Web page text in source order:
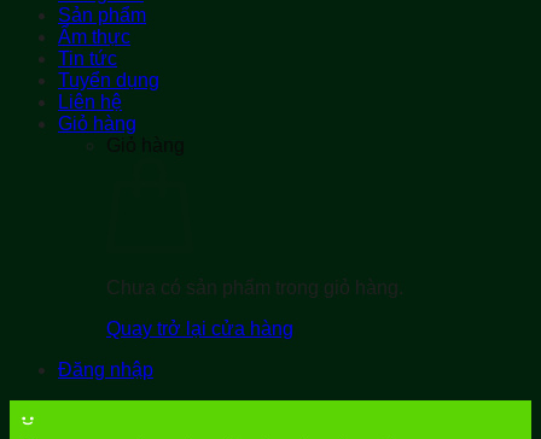
Sản phẩm
Ẩm thực
Tin tức
Tuyển dụng
Liên hệ
Giỏ hàng
Giỏ hàng
Chưa có sản phẩm trong giỏ hàng.
Quay trở lại cửa hàng
Đăng nhập